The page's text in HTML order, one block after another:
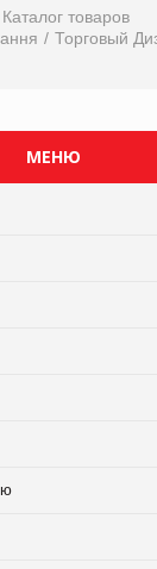
Каталог товаров
Торговый
МЕНЮ